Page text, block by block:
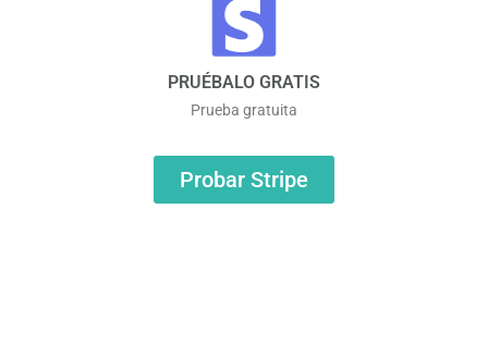
PRUÉBALO GRATIS
Prueba gratuita
Probar Stripe